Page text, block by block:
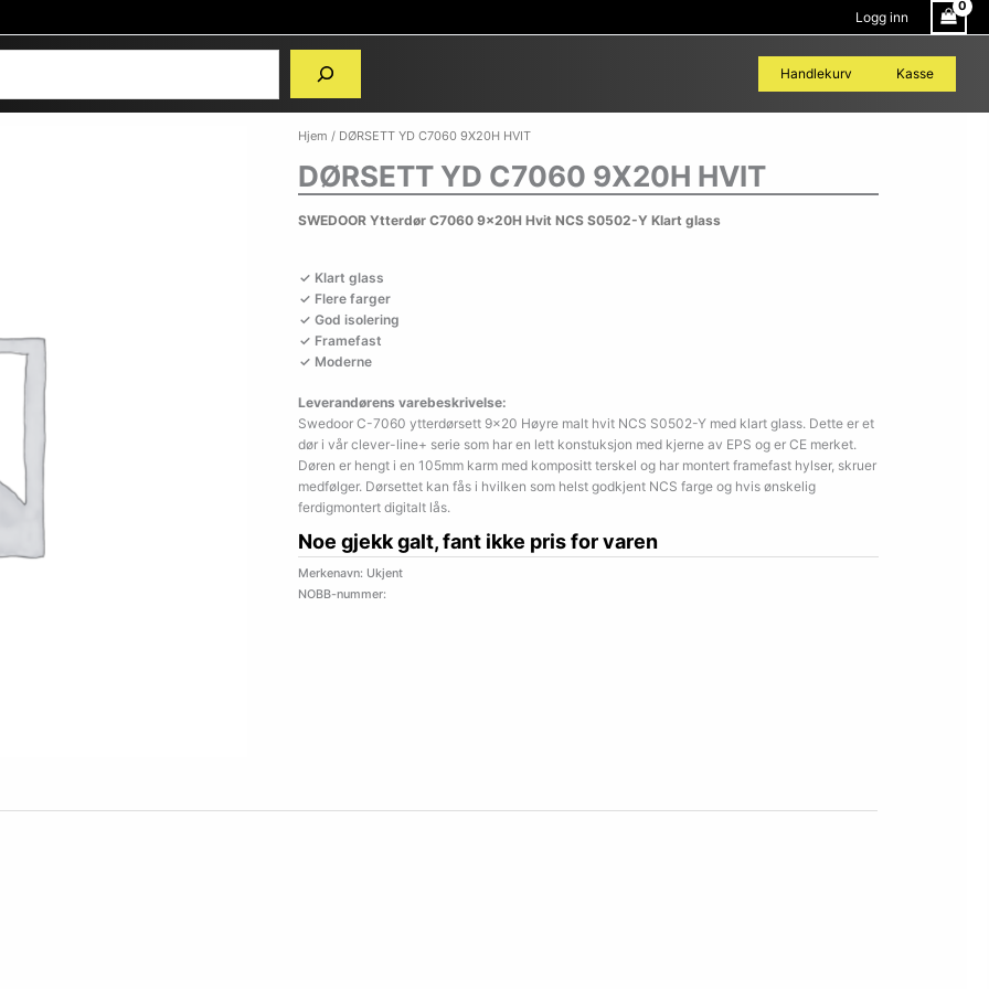
Logg inn
Handlekurv
Kasse
Hjem / DØRSETT YD C7060 9X20H HVIT
DØRSETT YD C7060 9X20H HVIT
SWEDOOR Ytterdør C7060 9x20H Hvit NCS S0502-Y Klart glass
Klart glass
Flere farger
God isolering
Framefast
Moderne
Leverandørens varebeskrivelse:
Swedoor C-7060 ytterdørsett 9×20 Høyre malt hvit NCS S0502-Y med klart glass. Dette er et
dør i vår clever-line+ serie som har en lett konstuksjon med kjerne av EPS og er CE merket.
Døren er hengt i en 105mm karm med kompositt terskel og har montert framefast hylser, skruer
medfølger. Dørsettet kan fås i hvilken som helst godkjent NCS farge og hvis ønskelig
ferdigmontert digitalt lås.
Noe gjekk galt, fant ikke pris for varen
Merkenavn: Ukjent
NOBB-nummer: